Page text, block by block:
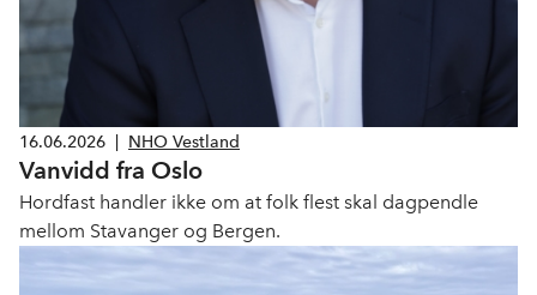
16.06.2026 NHO Vestland
Vanvidd fra Oslo
Hordfast handler ikke om at folk flest skal dagpendle
mellom Stavanger og Bergen.